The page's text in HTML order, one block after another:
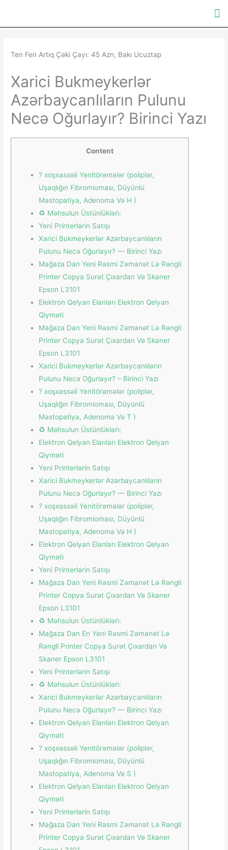
Ten Fen Artıq Çəki Çayı: 45 Azn, Bakı Ucuztap
Xarici Bukmeykerlər
Azərbaycanlıların Pulunu
Necə Oğurlayır? Birinci Yazı
Content
? ️xoşxassəli Yenitörəmələr (poliplər,
Uşaqlığın Fibromioması, Düyünlü
Mastopatiya, Adenoma Və H )
♻️ Məhsulun Üstünlükləri̇:
Yeni Printerlərin Satışı
Xarici Bukmeykerlər Azərbaycanlıların
Pulunu Necə Oğurlayır? — Birinci Yazı
Mağaza Dan Yeni Rəsmi Zəmanət Lə Rəngli
Printer Copya Surət Çıxardan Və Skaner
Epson L3101
Elektron Qelyan Elanları Elektron Qelyan
Qiyməti
Mağaza Dan Yeni Rəsmi Zəmanət Lə Rəngli
Printer Copya Surət Çıxardan Və Skaner
Epson L3101
Xarici Bukmeykerlər Azərbaycanlıların
Pulunu Necə Oğurlayır? – Birinci Yazı
? ️xoşxassəli Yenitörəmələr (poliplər,
Uşaqlığın Fibromioması, Düyünlü
Mastopatiya, Adenoma Və T )
♻️ Məhsulun Üstünlükləri̇:
Elektron Qelyan Elanları Elektron Qelyan
Qiyməti
Yeni Printerlərin Satışı
Xarici Bukmeykerlər Azərbaycanlıların
Pulunu Necə Oğurlayır? — Birinci Yazı
? ️xoşxassəli Yenitörəmələr (poliplər,
Uşaqlığın Fibromioması, Düyünlü
Mastopatiya, Adenoma Və H )
Elektron Qelyan Elanları Elektron Qelyan
Qiyməti
Yeni Printerlərin Satışı
Mağaza Dan Yeni Rəsmi Zəmanət Lə Rəngli
Printer Copya Surət Çıxardan Və Skaner
Epson L3101
♻️ Məhsulun Üstünlükləri̇:
Mağaza Dan En Yeni Rəsmi Zəmanət Lə
Rəngli Printer Copya Surət Çıxardan Və
Skaner Epson L3101
Yeni Printerlərin Satışı
♻️ Məhsulun Üstünlükləri̇:
Xarici Bukmeykerlər Azərbaycanlıların
Pulunu Necə Oğurlayır? — Birinci Yazı
Elektron Qelyan Elanları Elektron Qelyan
Qiyməti
? ️xoşxassəli Yenitörəmələr (poliplər,
Uşaqlığın Fibromioması, Düyünlü
Mastopatiya, Adenoma Və S )
Elektron Qelyan Elanları Elektron Qelyan
Qiyməti
Yeni Printerlərin Satışı
Mağaza Dan Yeni Rəsmi Zəmanət Lə Rəngli
Printer Copya Surət Çıxardan Və Skaner